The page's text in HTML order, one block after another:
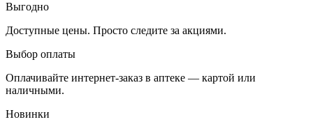
Выгодно
Доступные цены. Просто следите за акциями.
Выбор оплаты
Оплачивайте интернет-заказ в аптеке — картой или
наличными.
Новинки